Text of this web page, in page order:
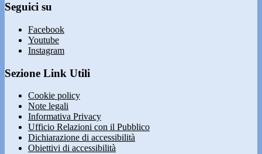
Seguici su
Facebook
Youtube
Instagram
Sezione Link Utili
Cookie policy
Note legali
Informativa Privacy
Ufficio Relazioni con il Pubblico
Dichiarazione di accessibilità
Obiettivi di accessibilità